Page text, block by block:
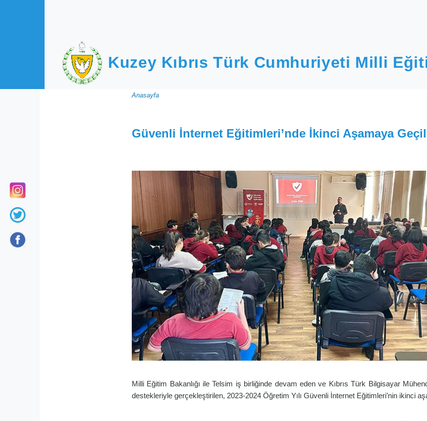
Kuzey Kıbrıs Türk Cumhuriyeti Milli
Sayfa
yolu
Anasayfa
Güvenli İnternet Eğitimleri’nde İkinci Aşamaya
Milli Eğitim Bakanlığı ile Telsim iş birliğinde devam eden ve Kıbrıs Türk Bilgisayar
destekleriyle gerçekleştirilen, 2023-2024 Öğretim Yılı Güvenli İnternet Eğitimleri’nin ikinci